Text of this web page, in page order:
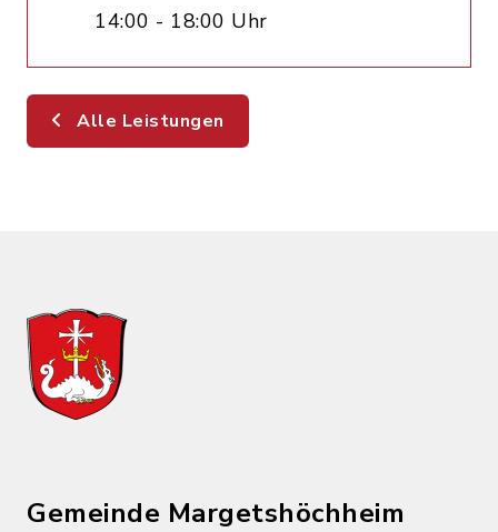
14:00 - 18:00 Uhr
Alle Leistungen
Gemeinde Margetshöchheim